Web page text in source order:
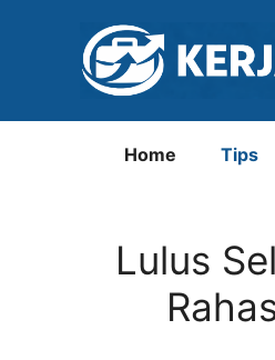
Home Tips
Lulus